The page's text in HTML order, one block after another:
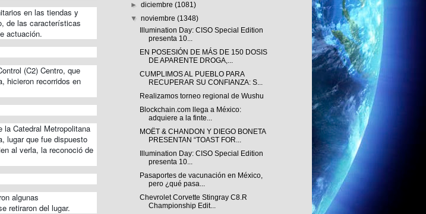
en las tiendas y
de las características
actuación.
(C2) Centro, que
hicieron recorridos en
la Catedral Metropolitana
lugar que fue dispuesto
al verla, la reconoció de
algunas
retiraron del lugar.
►diciembre(1081)
▼noviembre(1348)
Illumination Day: CISO Special Edition
presenta 10...
EN POSESIÓN DE MÁS DE 150 DOSIS
DE APARENTE DROGA,...
CUMPLIMOS AL PUEBLO PARA
RECUPERAR SU CONFIANZA: S...
Realizamos torneo regional de Wushu
Blockchain.com llega a México:
adquiere a la finte...
MOËT & CHANDON Y DIEGO BONETA
PRESENTAN “TOAST FOR...
Illumination Day: CISO Special Edition
presenta 10...
Pasaportes de vacunación en México,
pero ¿qué pasa...
Chevrolet Corvette Stingray C8.R
Championship Edit...